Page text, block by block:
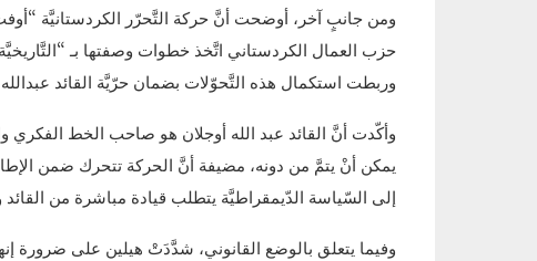
ومن جانبٍ آخر، أوضحت أنَّ حركة التَّحرّر الكردستانيَّة
حزب العمال الكردستاني اتَّخذ خطوات وصفتها بـ
وربطت استكمال هذه التَّحوّلات بضمان حرّيَّة القائد
وأكّدت أنَّ القائد عبد الله أوجلان هو صاحب الخط
يمكن أنْ يتمَّ من دونه، مضيفة أنَّ الحركة تتحرك ضمن
إلى السّياسة الدّيمقراطيَّة يتطلب قيادة مباشرة من
وفيما يتعلق بالوضع القانوني، شدَّدَتْ هيلين على ضرورة